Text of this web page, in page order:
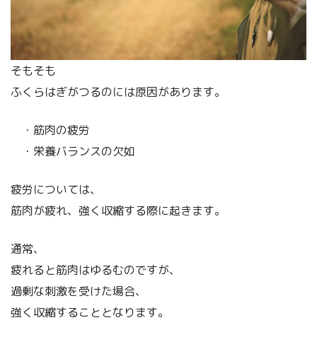
そもそも
ふくらはぎがつるのには原因があります。
・筋肉の疲労
・栄養バランスの欠如
疲労については、
筋肉が疲れ、強く収縮する際に起きます。
通常、
疲れると筋肉はゆるむのですが、
過剰な刺激を受けた場合、
強く収縮することとなります。